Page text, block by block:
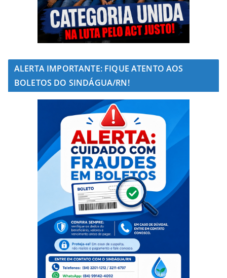
ALERTA IMPORTANTE: FIQUE ATENTO AOS
BOLETOS DO SINDÁGUA/RN!